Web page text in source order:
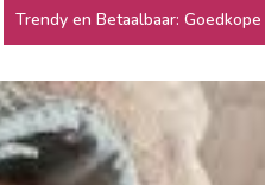
Trendy en Betaalbaar: